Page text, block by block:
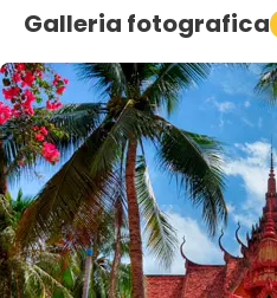
Galleria fotografica